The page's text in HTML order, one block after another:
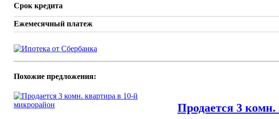
Срок кредита
Ежемесячный платеж
Похожие предложения:
Продается 3